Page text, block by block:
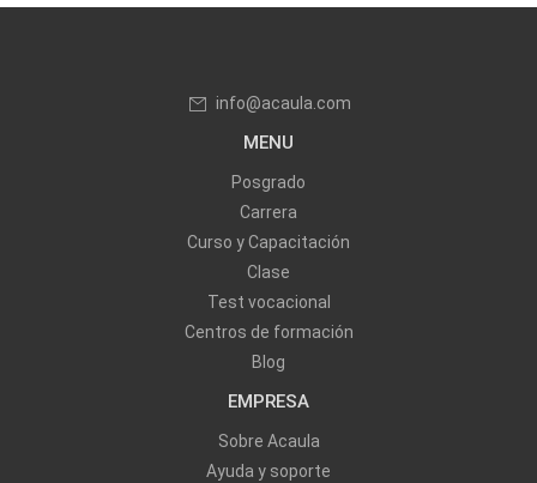
info@acaula.com
MENU
Posgrado
Carrera
Curso y Capacitación
Clase
Test vocacional
Centros de formación
Blog
EMPRESA
Sobre Acaula
Ayuda y soporte